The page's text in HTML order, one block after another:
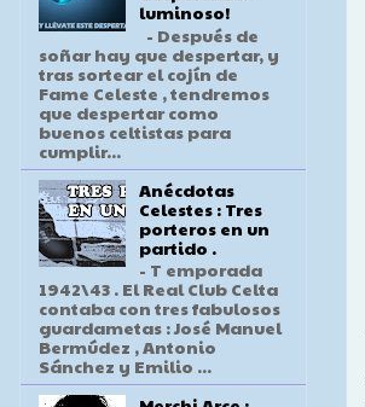
luminoso!
- Después de
soñar hay que despertar, y
tras sortear el cojín de
Fame Celeste , tendremos
que despertar como
buenos celtistas para
cumplir...
Anécdotas
Celestes : Tres
porteros en un
partido .
- T emporada
1942\43 . El Real Club Celta
contaba con tres fabulosos
guardametas : José Manuel
Bermúdez , Antonio
Sánchez y Emilio ...